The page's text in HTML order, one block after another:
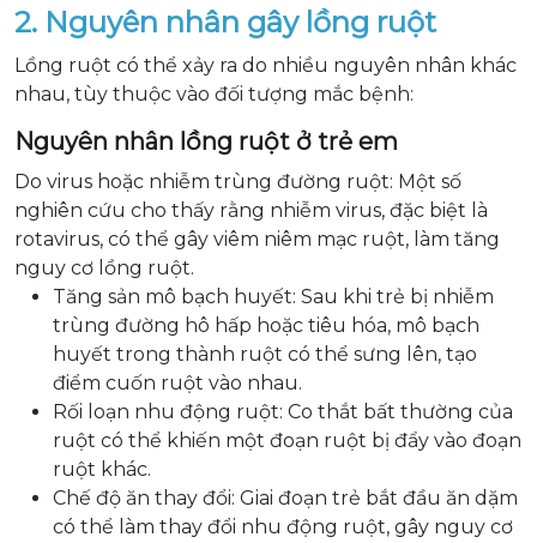
2. Nguyên nhân gây lồng ruột
Lồng ruột có thể xảy ra do nhiều nguyên nhân khác
nhau, tùy thuộc vào đối tượng mắc bệnh:
Nguyên nhân lồng ruột ở trẻ em
Do virus hoặc nhiễm trùng đường ruột: Một số
nghiên cứu cho thấy rằng nhiễm virus, đặc biệt là
rotavirus, có thể gây viêm niêm mạc ruột, làm tăng
nguy cơ lồng ruột.
Tăng sản mô bạch huyết: Sau khi trẻ bị nhiễm
trùng đường hô hấp hoặc tiêu hóa, mô bạch
huyết trong thành ruột có thể sưng lên, tạo
điểm cuốn ruột vào nhau.
Rối loạn nhu động ruột: Co thắt bất thường của
ruột có thể khiến một đoạn ruột bị đẩy vào đoạn
ruột khác.
Chế độ ăn thay đổi: Giai đoạn trẻ bắt đầu ăn dặm
có thể làm thay đổi nhu động ruột, gây nguy cơ